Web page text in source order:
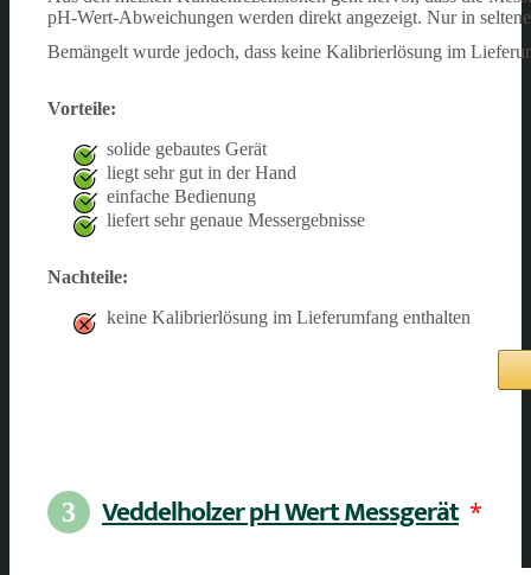
pH-Wert-Abweichungen werden direkt angezeigt. Nur in
Bemängelt wurde jedoch, dass keine Kalibrierlösung im
Vorteile:
solide gebautes Gerät
liegt sehr gut in der Hand
einfache Bedienung
liefert sehr genaue Messergebnisse
Nachteile:
keine Kalibrierlösung im Lieferumfang enthalten
3 Veddelholzer pH Wert Messgerät *